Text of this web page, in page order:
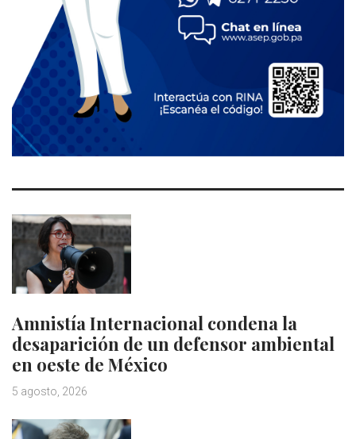
Amnistía Internacional condena la
desaparición de un defensor ambiental
en oeste de México
5 agosto, 2026